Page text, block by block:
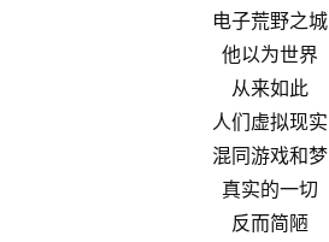
电子荒野之城
他以为世界
从来如此
人们虚拟现实
混同游戏和梦
真实的一切
反而简陋